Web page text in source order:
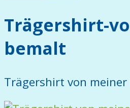
Trägershirt-
bemalt
Trägershirt von